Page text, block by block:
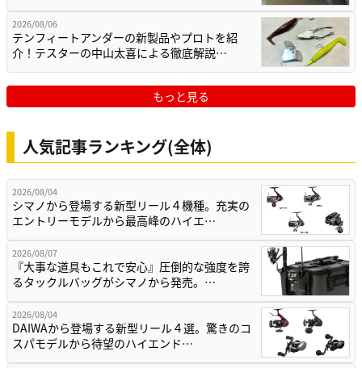
2026/08/06
テンフィートアンダーの新製品やプロトを紹
介！テスターの中山太喜による徹底解説…
もっと見る
人気記事ランキング(全体)
2026/08/04
シマノから登場する新型リール４機種。充実の
エントリーモデルから最高峰のハイエ…
2026/08/07
『大事な道具もこれで安心』圧倒的な強度を誇
るタックルバッグがシマノから発売。…
2026/08/04
DAIWAから登場する新型リール４選。驚きのコ
スパモデルから待望のハイエンド…